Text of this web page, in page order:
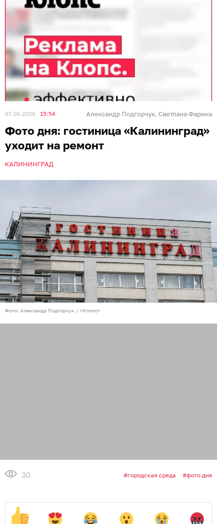
07.08.2026 15:54 Александр Подгорчук, Светлана Фарина
Фото дня: гостиница «Калининград»
уходит на ремонт
КАЛИНИНГРАД
Фото: Александр Подгорчук / «Клопс»
30 городская среда фото дня